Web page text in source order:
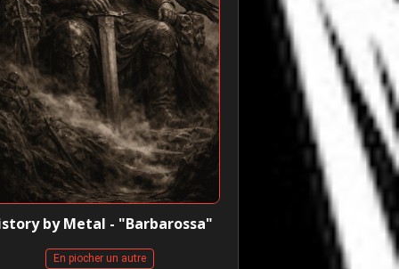
by Metal - "Barbarossa"
En piocher un autre